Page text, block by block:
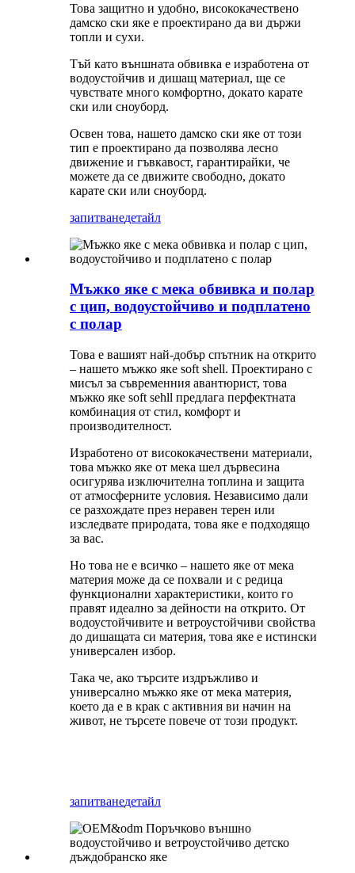
Това защитно и удобно, висококачествено
дамско ски яке е проектирано да ви държи
топли и сухи.
Тъй като външната обвивка е изработена от
водоустойчив и дишащ материал, ще се
чувствате много комфортно, докато карате
ски или сноуборд.
Освен това, нашето дамско ски яке от този
тип е проектирано да позволява лесно
движение и гъвкавост, гарантирайки, че
можете да се движите свободно, докато
карате ски или сноуборд.
запитванедетайл
Мъжко яке с мека обвивка и полар
с цип, водоустойчиво и подплатено
с полар
Това е вашият най-добър спътник на открито
– нашето мъжко яке soft shell. Проектирано с
мисъл за съвременния авантюрист, това
мъжко яке soft sehll предлага перфектната
комбинация от стил, комфорт и
производителност.
Изработено от висококачествени материали,
това мъжко яке от мека шел дървесина
осигурява изключителна топлина и защита
от атмосферните условия. Независимо дали
се разхождате през неравен терен или
изследвате природата, това яке е подходящо
за вас.
Но това не е всичко – нашето яке от мека
материя може да се похвали и с редица
функционални характеристики, които го
правят идеално за дейности на открито. От
водоустойчивите и ветроустойчиви свойства
до дишащата си материя, това яке е истински
универсален избор.
Така че, ако търсите издръжливо и
универсално мъжко яке от мека материя,
което да е в крак с активния ви начин на
живот, не търсете повече от този продукт.
запитванедетайл